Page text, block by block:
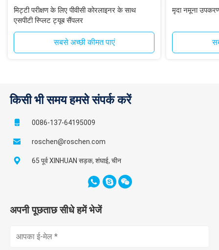
मिट्टी परीक्षण के लिए पीवीसी कोरलाइनर के साथ
एसपीटी स्प्लिट ट्यूब सैंपलर
सबसे अच्छी कीमत पाएं
मृदा नमूना
किसी भी समय हमसे संपर्क करें
0086-137-64195009
roschen@roschen.com
65 पूर्व XINHUAN सड़क, शंघाई, चीन
अपनी पूछताछ सीधे हमें भेजें